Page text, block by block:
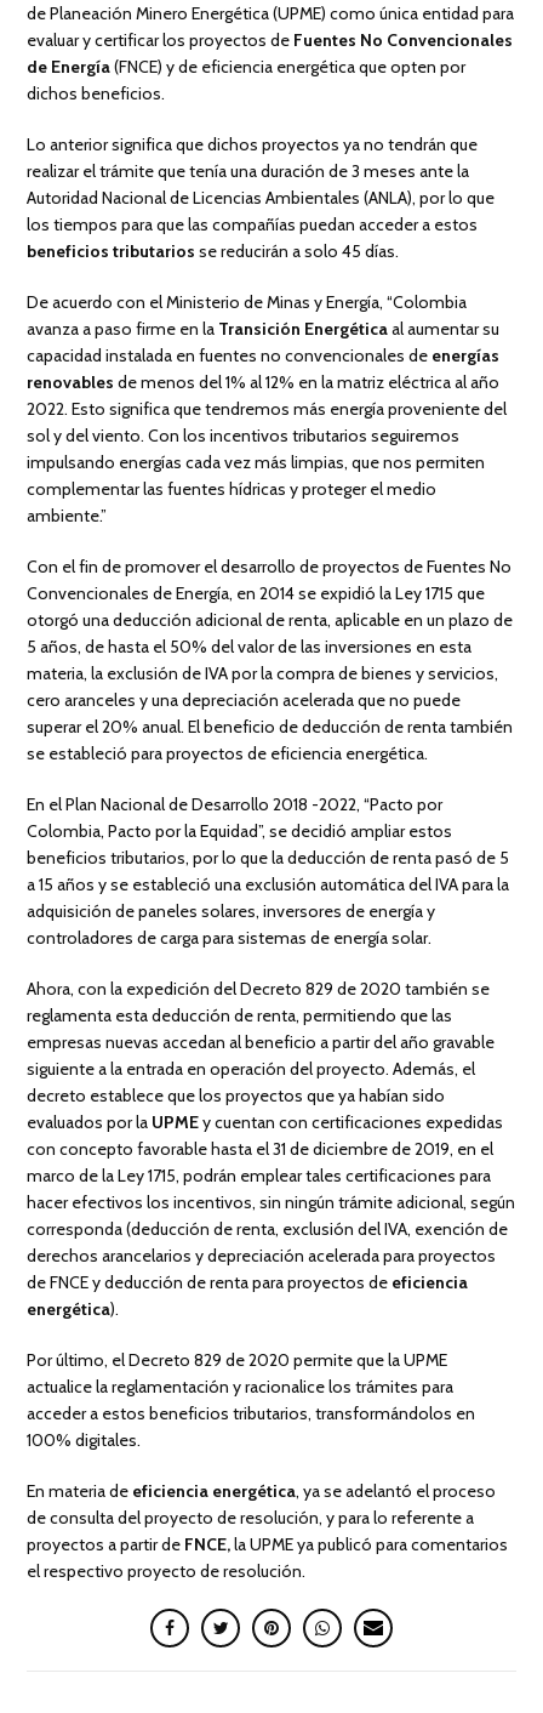
de Planeación Minero Energética (UPME) como única entidad para
evaluar y certificar los proyectos de Fuentes No Convencionales
de Energía(FNCE) y de eficiencia energética que opten por
dichos beneficios.
Lo anterior significa que dichos proyectos ya no tendrán que
realizar el trámite que tenía una duración de 3 meses ante la
Autoridad Nacional de Licencias Ambientales (ANLA), por lo que
los tiempos para que las compañías puedan acceder a estos
beneficios tributarios se reducirán a solo 45 días.
De acuerdo con el Ministerio de Minas y Energía, “Colombia
avanza a paso firme en la Transición Energéticaal aumentar su
capacidad instalada en fuentes no convencionales de energías
renovables de menos del 1% al 12% en la matriz eléctrica al año
2022. Esto significa que tendremos más energía proveniente del
sol y del viento. Con los incentivos tributarios seguiremos
impulsando energías cada vez más limpias, que nos permiten
complementar las fuentes hídricas y proteger el medio
ambiente.”
Con el fin de promover el desarrollo de proyectos de Fuentes No
Convencionales de Energía, en 2014 se expidió la Ley 1715 que
otorgó una deducción adicional de renta, aplicable en un plazo de
5 años, de hasta el 50% del valor de las inversiones en esta
materia, la exclusión de IVA por la compra de bienes y servicios,
cero aranceles y una depreciación acelerada que no puede
superar el 20% anual. El beneficio de deducción de renta también
se estableció para proyectos de eficiencia energética.
En el Plan Nacional de Desarrollo 2018 -2022, “Pacto por
Colombia, Pacto por la Equidad”, se decidió ampliar estos
beneficios tributarios, por lo que la deducción de renta pasó de 5
a 15 años y se estableció una exclusión automática del IVA para la
adquisición de paneles solares, inversores de energía y
controladores de carga para sistemas de energía solar.
Ahora, con la expedición del Decreto 829 de 2020 también se
reglamenta esta deducción de renta, permitiendo que las
empresas nuevas accedan al beneficio a partir del año gravable
siguiente a la entrada en operación del proyecto. Además, el
decreto establece que los proyectos que ya habían sido
evaluados por la UPMEy cuentan con certificaciones expedidas
con concepto favorable hasta el 31 de diciembre de 2019, en el
marco de la Ley 1715, podrán emplear tales certificaciones para
hacer efectivos los incentivos, sin ningún trámite adicional, según
corresponda (deducción de renta, exclusión del IVA, exención de
derechos arancelarios y depreciación acelerada para proyectos
de FNCE y deducción de renta para proyectos de eficiencia
energética).
Por último, el Decreto 829 de 2020 permite que la UPME
actualice la reglamentación y racionalice los trámites para
acceder a estos beneficios tributarios, transformándolos en
100% digitales.
En materia de eficiencia energética, ya se adelantó el proceso
de consulta del proyecto de resolución, y para lo referente a
proyectos a partir de FNCE,la UPME ya publicó para comentarios
el respectivo proyecto de resolución.